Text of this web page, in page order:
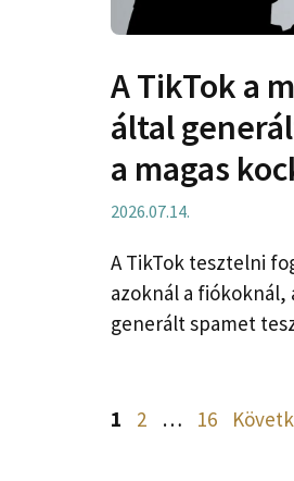
A TikTok a
által
a magas
2026.07.14.
A TikTok tesztelni
azoknál a
generált spamet
Oldal
1 Oldal
2 … Oldal
16